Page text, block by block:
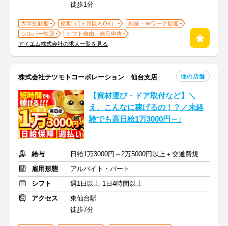
徒歩1分
大学生歓迎 短期（1ヶ月以内OK）
副業・Ｗワーク歓迎
シルバー歓迎
シフト自由・自己申告
アイエム株式会社の求人一覧を見る
株式会社テツモトコーポレーション 仙台支店 他の店舗
【資材運び・ドア取付など】＼
え、こんなに稼げるの！？／未経
験でも高日給1万3000円～♪
給与
日給1万3000円～2万5000円以上＋交通費規定支給
雇用形態
アルバイト・パート
シフト
週1日以上 1日4時間以上
アクセス
東仙台駅
徒歩7分